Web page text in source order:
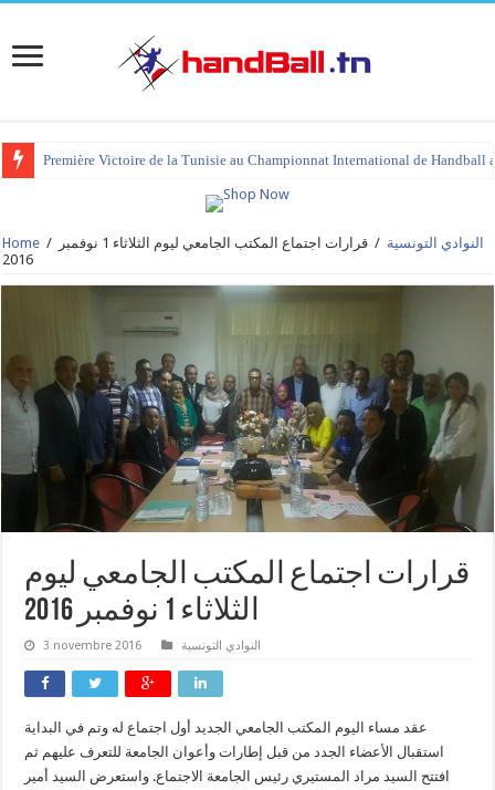
Première Victoire de la Tunisie au Championnat International de Handball
tournoi international Hammamet 2023 : programme et liste des joueurs
Home / النوادي التونسية /
قرارات اجتماع المكتب الجامعي ليوم الثلاثاء 1 نوفمبر
2016
قرارات اجتماع المكتب الجامعي ليوم
الثلاثاء 1 نوفمبر 2016
3 novembre 2016 النوادي التونسية
عقد مساء اليوم المكتب الجامعي الجديد أول اجتماع له وتم في البداية
استقبال الأعضاء الجدد من قبل إطارات وأعوان الجامعة للتعرف عليهم ثم
افتتح السيد مراد المستيري رئيس الجامعة الاجتماع. واستعرض السيد أمير